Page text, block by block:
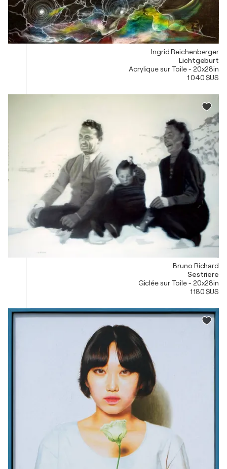
Ingrid Reichenberger
Lichtgeburt
Acrylique sur Toile - 20x28in
1 040 $US
Bruno Richard
Sestriere
Giclée sur Toile - 20x28in
1 180 $US